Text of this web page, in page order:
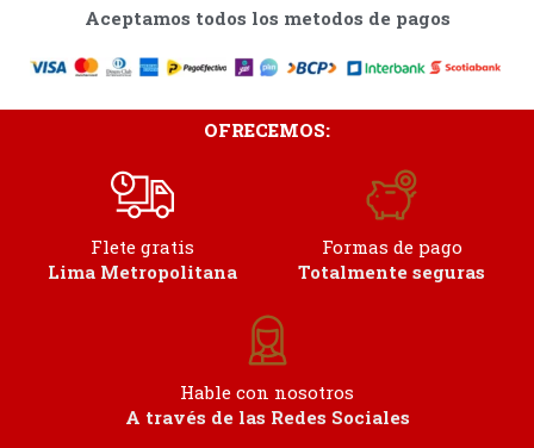
Aceptamos todos los metodos de pagos
OFRECEMOS:
Flete gratis
Lima Metropolitana
Formas de pago
Totalmente seguras
Hable con nosotros
A través de las Redes Sociales